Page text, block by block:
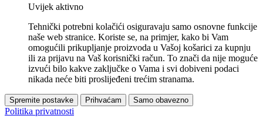
Uvijek aktivno
Tehnički potrebni kolačići osiguravaju samo osnovne funkcije
naše web stranice. Koriste se, na primjer, kako bi Vam
omogućili prikupljanje proizvoda u Vašoj košarici za kupnju
ili za prijavu na Vaš korisnički račun. To znači da nije moguće
izvući bilo kakve zaključke o Vama i svi dobiveni podaci
nikada neće biti proslijeđeni trećim stranama.
Spremite postavke Prihvaćam Samo obavezno
Politika privatnosti